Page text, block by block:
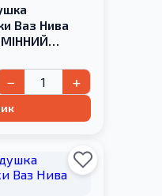
Ваз Нива
− +